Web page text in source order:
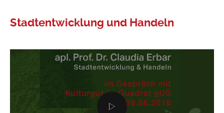
Stadtentwicklung und Handeln